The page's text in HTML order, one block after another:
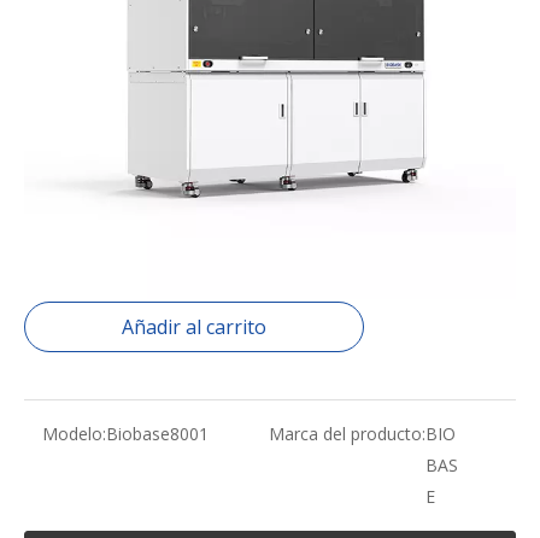
muestras, incubación, agitación, lavado y lectura. Se utiliza
ampliamente en laboratorios de hospitales, centros de
prevención y control de enfermedades, centros de sangre y
bancos de sangre, inspección de animales y plantas e
instituciones de cuarentena, instituciones de investigación
científica, laboratorios universitarios y otros lugares.
Añadir al carrito
Modelo:Biobase8001 Marca del producto:BIO
BAS
E